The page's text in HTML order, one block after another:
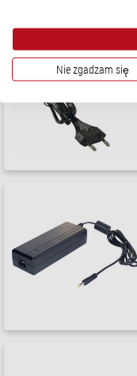
Nie zgadzam się